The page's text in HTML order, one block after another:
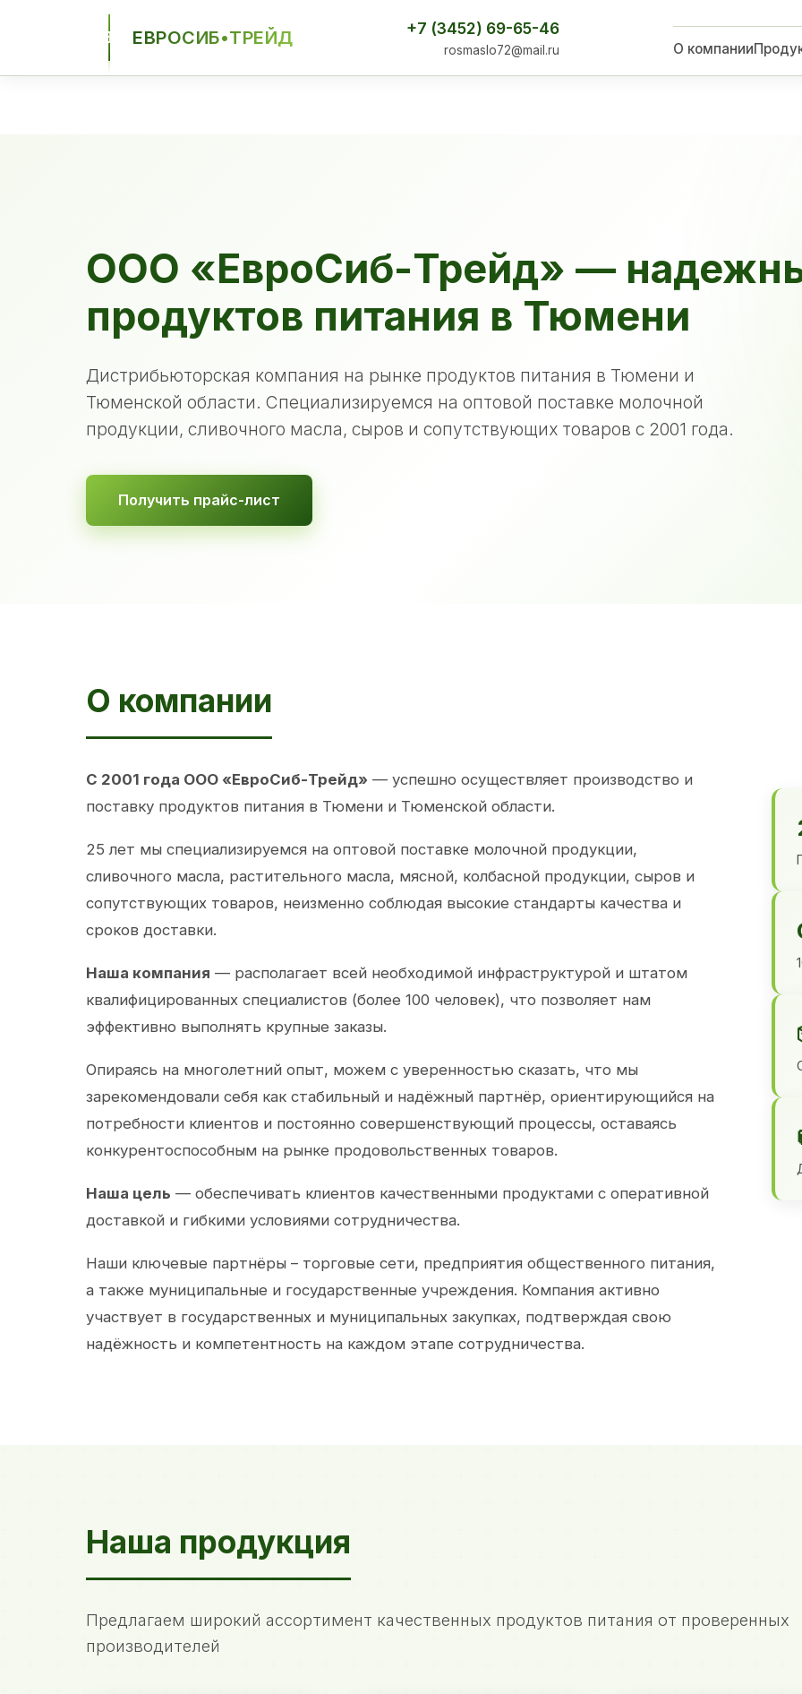
ЕСТ ЕВРОСИБ•ТРЕЙД +7 (3452) 69-65-46
rosmaslo72@mail.ru О компании
ООО «ЕвроСиб-Трейд» —
продуктов питания в Тюмени
Дистрибьюторская компания на рынке продуктов питания в Тюмени и
Тюменской области. Специализируемся на оптовой поставке молочной
продукции, сливочного масла, сыров и сопутствующих товаров с 2001 года.
Получить прайс-лист
О компании
С 2001 года ООО «ЕвроСиб-Трейд» — успешно осуществляет производство и
поставку продуктов питания в Тюмени и Тюменской области.
25 лет мы специализируемся на оптовой поставке молочной продукции,
сливочного масла, растительного масла, мясной, колбасной продукции, сыров и
сопутствующих товаров, неизменно соблюдая высокие стандарты качества и
сроков доставки.
Наша компания — располагает всей необходимой инфраструктурой и штатом
квалифицированных специалистов (более 100 человек), что позволяет нам
эффективно выполнять крупные заказы.
Опираясь на многолетний опыт, можем с уверенностью сказать, что мы
зарекомендовали себя как стабильный и надёжный партнёр, ориентирующийся на
потребности клиентов и постоянно совершенствующий процессы, оставаясь
конкурентоспособным на рынке продовольственных товаров.
Наша цель — обеспечивать клиентов качественными продуктами с оперативной
доставкой и гибкими условиями сотрудничества.
Наши ключевые партнёры – торговые сети, предприятия общественного питания,
а также муниципальные и государственные учреждения. Компания активно
участвует в государственных и муниципальных закупках, подтверждая свою
надёжность и компетентность на каждом этапе сотрудничества.
Наша продукция
Предлагаем широкий ассортимент качественных продуктов питания от проверенных
производителей